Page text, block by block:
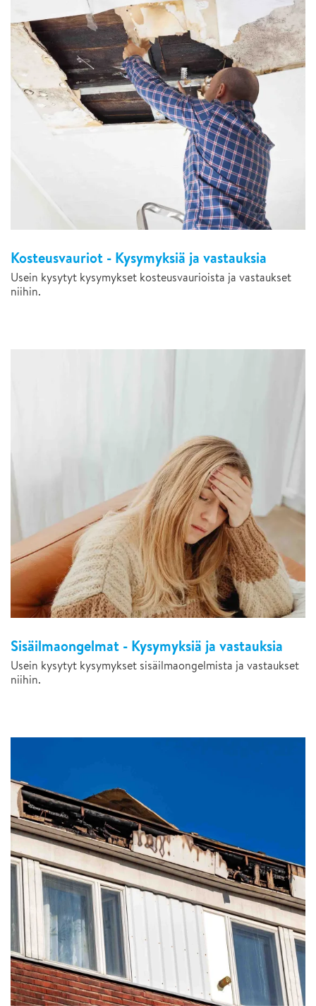
Kosteusvauriot - Kysymyksiä ja vastauksia
Usein kysytyt kysymykset kosteusvaurioista ja vastaukset
niihin.
Sisäilmaongelmat - Kysymyksiä ja vastauksia
Usein kysytyt kysymykset sisäilmaongelmista ja vastaukset
niihin.